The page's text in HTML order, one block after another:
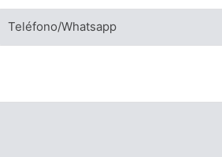
Teléfono/whatsapp